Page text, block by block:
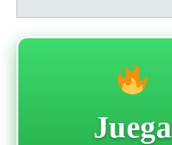
Juega